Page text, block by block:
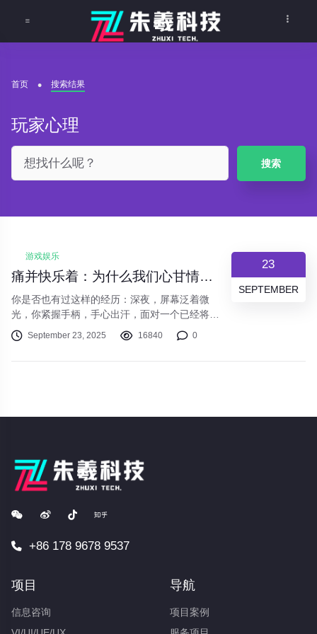
首页 搜索结果
玩家心理
搜索
23
SEPTEMBER
游戏娱乐
痛并快乐着：为什么我们心甘情愿在“魂系”游戏里“受苦”？
你是否也有过这样的经历：深夜，屏幕泛着微
光，你紧握手柄，手心出汗，面对一个已经将你
击败了数十次的BOSS。在又一次屏幕变灰后，
你愤怒地几乎要扔下手柄，但深呼吸几下，你又
September 23, 2025 16840 0
+86 178 9678 9537
项目
信息咨询
导航
项目案例